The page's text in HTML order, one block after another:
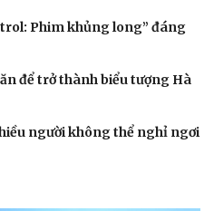
Phim khủng long” đáng
để trở thành biểu tượng Hà
người không thể nghỉ ngơi